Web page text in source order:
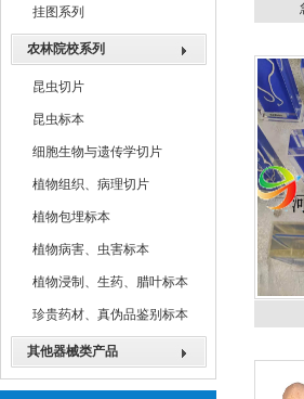
挂图系列
农林院校系列
昆虫切片
昆虫标本
细胞生物与遗传学切片
植物组织、病理切片
植物包埋标本
植物病害、虫害标本
植物浸制、生药、腊叶标本
珍贵药材、真伪品鉴别标本
其他器械类产品